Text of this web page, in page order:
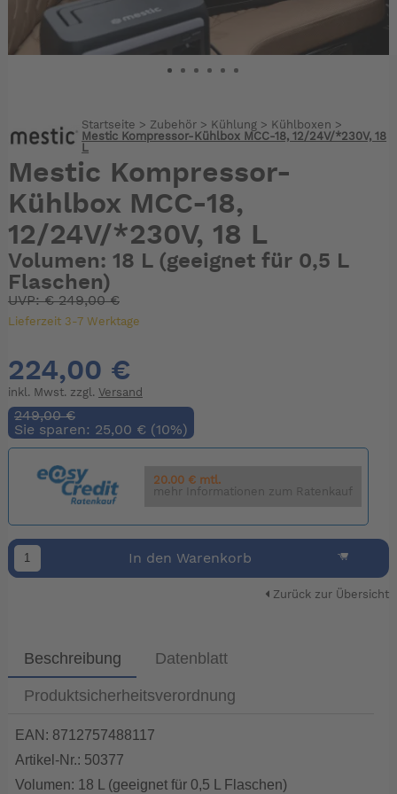
Startseite > Zubehör > Kühlung > Kühlboxen >
Mestic Kompressor-Kühlbox MCC-18, 12/24V/*230V, 18
L
Mestic Kompressor-
Kühlbox MCC-18,
12/24V/*230V, 18 L
Volumen: 18 L (geeignet für 0,5 L
Flaschen)
UVP:€249,00 €
Lieferzeit 3-7 Werktage
224,00 €
inkl. Mwst. zzgl. Versand
249,00 €
Sie sparen: 25,00 € (10%)
20.00 € mtl.
mehr Informationen zum Ratenkauf
In den Warenkorb
Zurück zur Übersicht
Beschreibung Datenblatt
Produktsicherheitsverordnung
EAN: 8712757488117
Artikel-Nr.: 50377
Volumen: 18 L (geeignet für 0,5 L Flaschen)